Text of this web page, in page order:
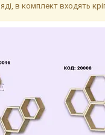
в комплект входять